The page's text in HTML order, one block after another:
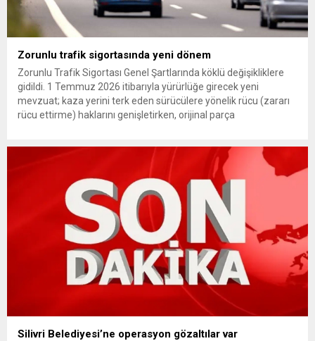
Zorunlu trafik sigortasında yeni dönem
Zorunlu Trafik Sigortası Genel Şartlarında köklü değişikliklere
gidildi. 1 Temmuz 2026 itibarıyla yürürlüğe girecek yeni
mevzuat; kaza yerini terk eden sürücülere yönelik rücu (zararı
rücu ettirme) haklarını genişletirken, orijinal parça
getiriyor. Hazine Müsteşarlığına bağlı ilgili kurumlarca...
Silivri Belediyesi’ne operasyon gözaltılar var